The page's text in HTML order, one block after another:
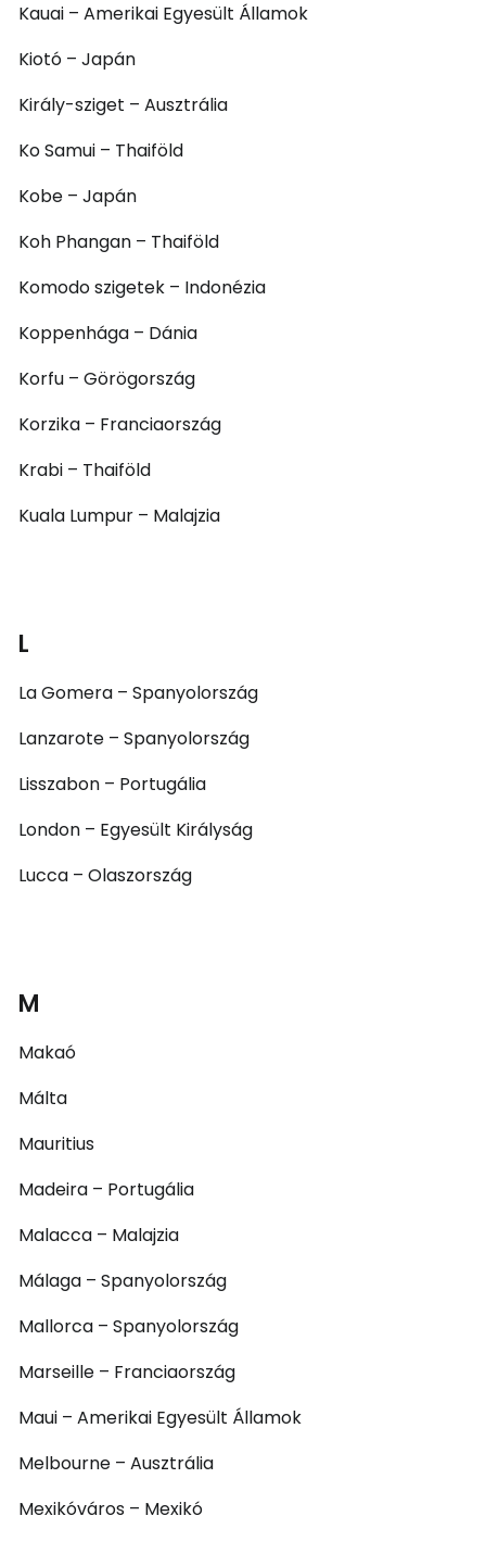
Kauai – Amerikai Egyesült Államok
Kiotó – Japán
Király-sziget – Ausztrália
Ko Samui – Thaiföld
Kobe – Japán
Koh Phangan – Thaiföld
Komodo szigetek – Indonézia
Koppenhága – Dánia
Korfu – Görögország
Korzika – Franciaország
Krabi – Thaiföld
Kuala Lumpur – Malajzia
L
La Gomera – Spanyolország
Lanzarote – Spanyolország
Lisszabon – Portugália
London – Egyesült Királyság
Lucca – Olaszország
M
Makaó
Málta
Mauritius
Madeira – Portugália
Malacca – Malajzia
Málaga – Spanyolország
Mallorca – Spanyolország
Marseille – Franciaország
Maui – Amerikai Egyesült Államok
Melbourne – Ausztrália
Mexikóváros – Mexikó